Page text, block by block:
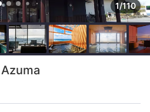
1/110